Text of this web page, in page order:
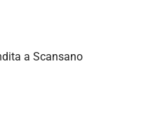
a Scansano